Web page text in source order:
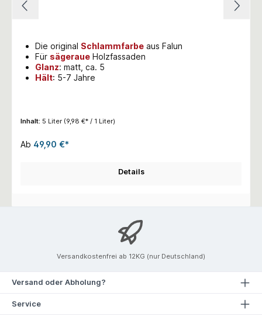
Die original Schlammfarbe aus Falun
Für sägeraue Holzfassaden
Glanz: matt, ca. 5
Hält: 5-7 Jahre
Inhalt: 5 Liter (9,98 €* / 1 Liter)
Ab 49,90 €*
Details
Versandkostenfrei ab 12KG (nur Deutschland)
Versand oder Abholung?
Service